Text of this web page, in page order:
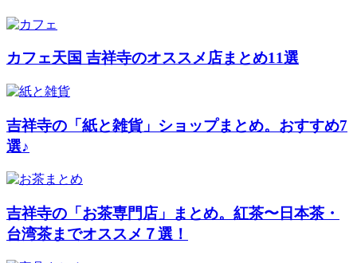
カフェ天国 吉祥寺のオススメ店まとめ11選
吉祥寺の「紙と雑貨」ショップまとめ。おすすめ7
選♪
吉祥寺の「お茶専門店」まとめ。紅茶〜日本茶・
台湾茶までオススメ７選！